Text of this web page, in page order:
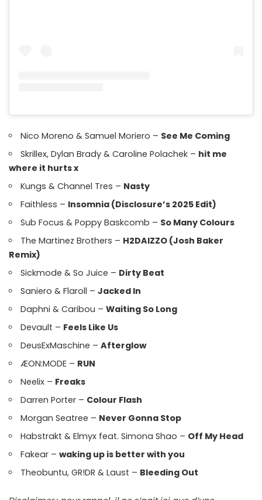
Nico Moreno & Samuel Moriero – See Me Coming
Skrillex, Dylan Brady & Caroline Polachek – hit me
where it hurts x
Kungs & Channel Tres – Nasty
Faithless – Insomnia (Disclosure’s 2025 Edit)
Sub Focus & Poppy Baskcomb – So Many Colours
The Martinez Brothers – H2DAIZZO (Josh Baker
Remix)
Sickmode & So Juice – Dirty Beat
Saniero & Flaroll –Jacked In
Daphni & Caribou –Waiting So Long
Devault – Feels Like Us
DeusExMaschine –Afterglow
ÆON:MODE – RUN
Neelix – Freaks
Darren Porter – Colour Flash
Morgan Seatree – Never Gonna Stop
Habstrakt & Elmyx feat. Simona Shao – Off My Head
Fakear –waking up is better with you
Theobuntu, GR!DR & Laust – Bleeding Out